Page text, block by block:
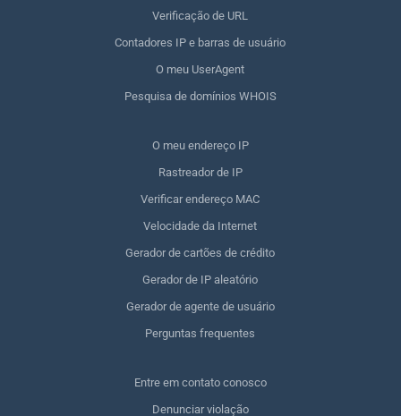
Verificação de URL
Contadores IP e barras de usuário
O meu UserAgent
Pesquisa de domínios WHOIS
O meu endereço IP
Rastreador de IP
Verificar endereço MAC
Velocidade da Internet
Gerador de cartões de crédito
Gerador de IP aleatório
Gerador de agente de usuário
Perguntas frequentes
Entre em contato conosco
Denunciar violação